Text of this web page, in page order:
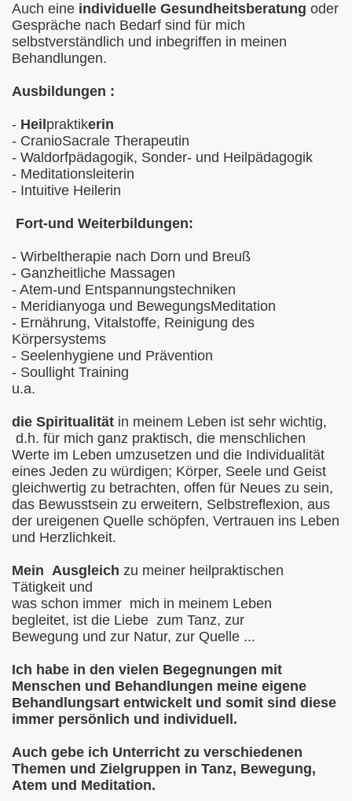
Auch eine individuelle Gesundheitsberatung oder
Gespräche nach Bedarf sind für mich
selbstverständlich und inbegriffen in meinen
Behandlungen.
Ausbildungen :
- Heil praktikerin
- CranioSacrale Therapeutin
- Waldorfpädagogik, Sonder- und Heilpädagogik
- Meditationsleiterin
- Intuitive Heilerin
Fort-und Weiterbildungen:
- Wirbeltherapie nach Dorn und Breuß
- Ganzheitliche Massagen
- Atem-und Entspannungstechniken
- Meridianyoga und BewegungsMeditation
- Ernährung, Vitalstoffe, Reinigung des
Körpersystems
- Seelenhygiene und Prävention
- Soullight Training
u.a.
die Spiritualität in meinem Leben ist sehr wichtig,
d.h. für mich ganz praktisch, die menschlichen
Werte im Leben umzusetzen und die Individualität
eines Jeden zu würdigen; Körper, Seele und Geist
gleichwertig zu betrachten, offen für Neues zu sein,
das Bewusstsein zu erweitern, Selbstreflexion, aus
der ureigenen Quelle schöpfen, Vertrauen ins Leben
und Herzlichkeit.
Mein Ausgleich zu meiner heilpraktischen
Tätigkeit und
was schon immer mich in meinem Leben
begleitet, ist die Liebe zum Tanz, zur
Bewegung und zur Natur, zur Quelle ...
Ich habe in den vielen Begegnungen mit
Menschen und Behandlungen meine eigene
Behandlungsart entwickelt und somit sind diese
immer persönlich und individuell.
Auch gebe ich Unterricht zu verschiedenen
Themen und Zielgruppen in Tanz, Bewegung,
Atem und Meditation.